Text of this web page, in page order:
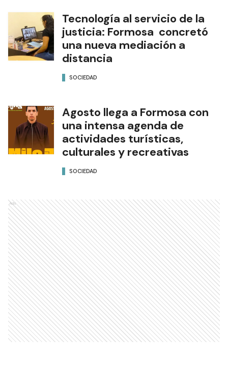
Tecnología al servicio de la
justicia: Formosa concretó
una nueva mediación a
distancia
SOCIEDAD
Agosto llega a Formosa con
una intensa agenda de
actividades turísticas,
culturales y recreativas
SOCIEDAD
Ads